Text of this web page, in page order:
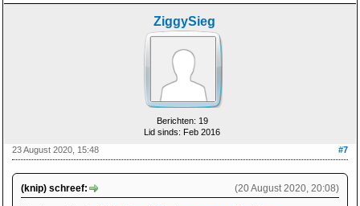
ZiggySieg
Berichten: 19
Lid sinds: Feb 2016
#7
23 August 2020, 15:48
(20 August 2020, 20:08)
(knip) schreef: